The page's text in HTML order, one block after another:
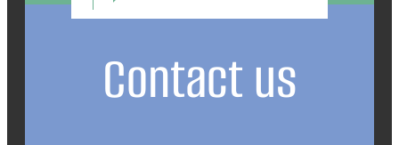
Contact us